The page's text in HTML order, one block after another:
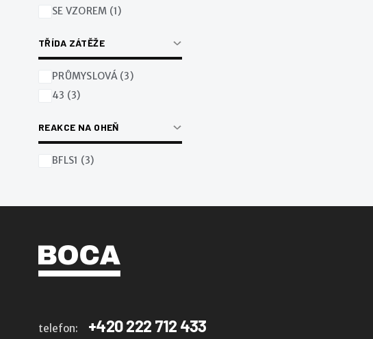
SE VZOREM (1)
TŘÍDA ZÁTĚŽE
PRŮMYSLOVÁ (3)
43 (3)
REAKCE NA OHEŇ
BFLS1 (3)
telefon: +420 222 712 433